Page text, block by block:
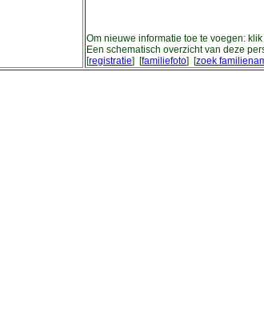
Om nieuwe informatie toe te voegen: klik
Een schematisch overzicht van deze
[registratie] [familiefoto] [zoek